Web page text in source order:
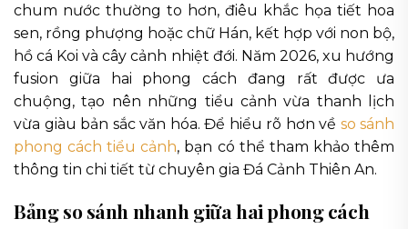
chum nước thường to hơn, điêu khắc họa tiết hoa
sen, rồng phượng hoặc chữ Hán, kết hợp với non bộ,
hồ cá Koi và cây cảnh nhiệt đới. Năm 2026, xu hướng
fusion giữa hai phong cách đang rất được ưa
chuộng, tạo nên những tiểu cảnh vừa thanh lịch
vừa giàu bản sắc văn hóa. Để hiểu rõ hơn về so sánh
phong cách tiểu cảnh, bạn có thể tham khảo thêm
thông tin chi tiết từ chuyên gia Đá Cảnh Thiên An.
Bảng so sánh nhanh giữa hai phong cách